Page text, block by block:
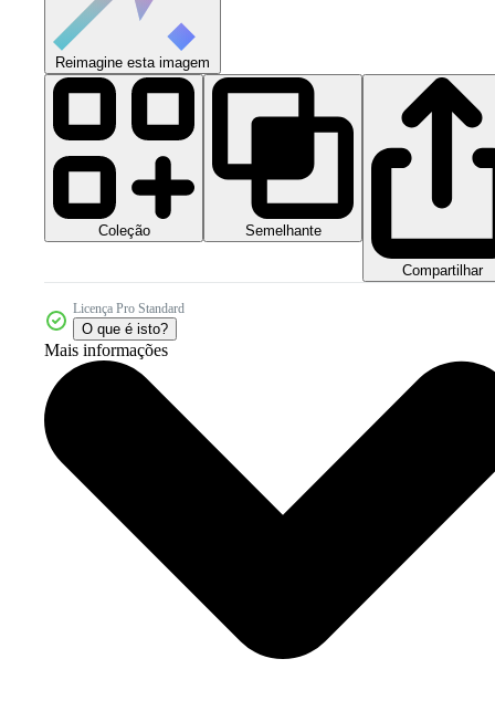
Reimagine esta imagem
Coleção Semelhante
Compartilhar
Licença Pro Standard
O que é isto?
Mais informações